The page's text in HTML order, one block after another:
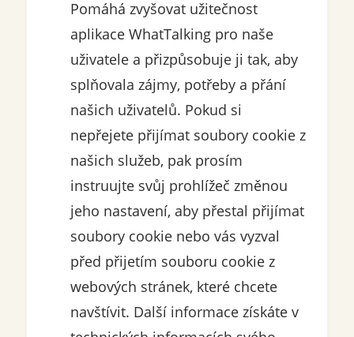
Pomáhá zvyšovat užitečnost
aplikace WhatTalking pro naše
uživatele a přizpůsobuje ji tak, aby
splňovala zájmy, potřeby a přání
našich uživatelů. Pokud si
nepřejete přijímat soubory cookie z
našich služeb, pak prosím
instruujte svůj prohlížeč změnou
jeho nastavení, aby přestal přijímat
soubory cookie nebo vás vyzval
před přijetím souboru cookie z
webových stránek, které chcete
navštívit. Další informace získáte v